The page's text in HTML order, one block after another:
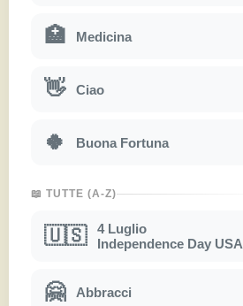
🏥 Medicina
👋 Ciao
🍀 Buona Fortuna
📖 TUTTE (A-Z)
🇺🇸
4 Luglio
Independence Day USA
🤗 Abbracci